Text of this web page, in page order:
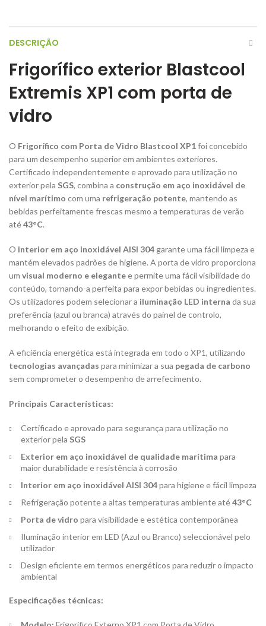
DESCRIÇÃO
Frigorífico exterior Blastcool
Extremis XP1 com porta de
vidro
O Frigorífico com Porta de Vidro Blastcool XP1foi concebido
para um desempenho superior em ambientes exteriores.
Certificado independentemente e aprovado para utilização no
exterior pela SGS, combina a construção em aço inoxidável de
nível marítimo com uma refrigeração potente, mantendo as
bebidas perfeitamente frescas mesmo a temperaturas de verão
até43°C.
O interior em aço inoxidável AISI 304 garante uma fácil limpeza e
mantém elevados padrões de higiene. A porta de vidro proporciona
um visual moderno e elegantee permite uma fácil visibilidade do
conteúdo, tornando-a perfeita para expor bebidas ou ingredientes.
Os utilizadores podem selecionar a iluminação LED interna da sua
preferência (azul ou branca) através do painel de controlo,
melhorando o efeito de exibição.
A eficiência energética está integrada em todo o XP1, utilizando
tecnologias avançadas para minimizar a sua pegada de carbono
sem comprometer o desempenho de arrefecimento.
Principais Características:
Certificado e aprovado para segurança para utilização no
exterior pela SGS
Exterior em aço inoxidável de qualidade marítima para
maior durabilidade e resistência à corrosão
Interior em aço inoxidável AISI 304para higiene e fácil limpeza
Refrigeração potente a altas temperaturas ambiente até43°C
Porta de vidro para visibilidade e estética contemporânea
Iluminação interior em LED (Azul ou Branco) seleccionável pelo
utilizador
Design eficiente em termos energéticos para reduzir o impacto
ambiental
Especificações técnicas: